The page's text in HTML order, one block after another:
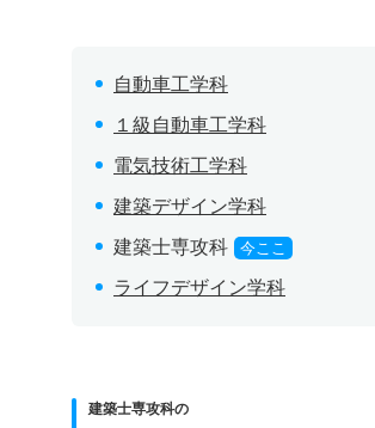
自動車工学科
１級自動車工学科
電気技術工学科
建築デザイン学科
建築士専攻科
今ここ
ライフデザイン学科
建築士専攻科の